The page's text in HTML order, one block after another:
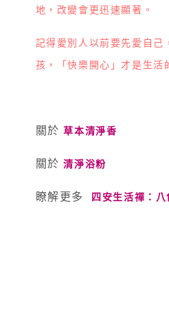
地，改變會更迅速顯著。
記得愛別人以前要先愛自己
孩，「快樂開心」才是生活
關於草本清淨香
關於清淨浴粉
瞭解更多 四安生活禪：八